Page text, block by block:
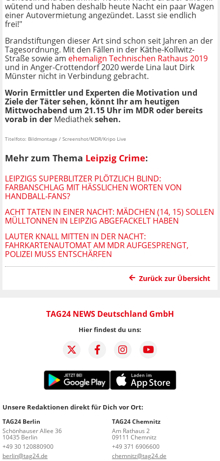
wütend und haben deshalb heute Nacht ein paar Wagen
einer Autovermietung angezündet. Lasst sie endlich
frei!"
Brandstiftungen dieser Art sind schon seit Jahren an der
Tagesordnung. Mit den Fällen in der Käthe-Kollwitz-
Straße sowie am ehemalign Technischen Rathaus 2019
und in Anger-Crottendorf 2020 werde Lina laut Dirk
Münster nicht in Verbindung gebracht.
Worin Ermittler und Experten die Motivation und
Ziele der Täter sehen, könnt Ihr am heutigen
Mittwochabend um 21.15 Uhr im MDR oder bereits
vorab in der Mediatheksehen.
Titelfoto: Bildmontage / Screenshot/MDR/Kripo Live
Mehr zum Thema Leipzig Crime:
LEIPZIGS SUPERBLITZER PLÖTZLICH BLIND:
FARBANSCHLAG MIT HÄSSLICHEN WORTEN VON
HANDBALL-FANS?
ACHT TATEN IN EINER NACHT: MÄDCHEN (14, 15) SOLLEN
MÜLLTONNEN IN LEIPZIG ABGEFACKELT HABEN
LAUTER KNALL MITTEN IN DER NACHT:
FAHRKARTENAUTOMAT AM MDR AUFGESPRENGT,
POLIZEI MUSS ENTSCHÄRFEN
Zurück zur Übersicht
TAG24 NEWS Deutschland GmbH
Hier findest du uns:
Unsere Redaktionen direkt für Dich vor Ort:
TAG24 Berlin
Schönhauser Allee 36
10435 Berlin
+49 30 120880900
berlin@tag24.de
TAG24 Chemnitz
Am Rathaus 2
09111 Chemnitz
+49 371 6906600
chemnitz@tag24.de